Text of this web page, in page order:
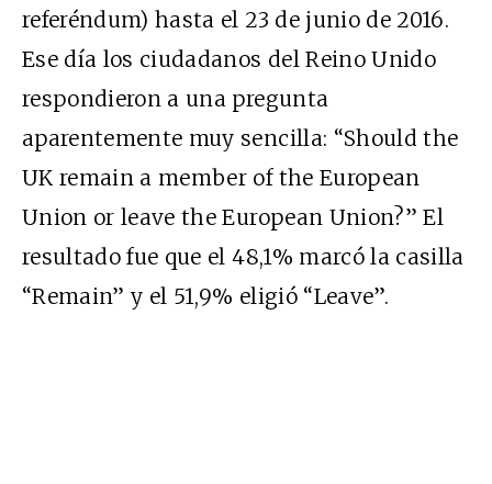
referéndum) hasta el 23 de junio de 2016.
Ese día los ciudadanos del Reino Unido
respondieron a una pregunta
aparentemente muy sencilla: “Should the
UK remain a member of the European
Union or leave the European Union?” El
resultado fue que el 48,1% marcó la casilla
“Remain” y el 51,9% eligió “Leave”.